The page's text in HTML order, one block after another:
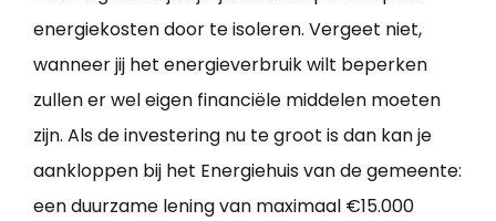
energiekosten door te isoleren. Vergeet niet,
wanneer jij het energieverbruik wilt beperken
zullen er wel eigen financiële middelen moeten
zijn. Als de investering nu te groot is dan kan je
aankloppen bij het Energiehuis van de gemeente:
een duurzame lening van maximaal €15.000